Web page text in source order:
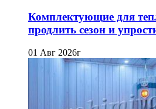
Комплектующие для
продлить сезон и
01 Авг 2026г